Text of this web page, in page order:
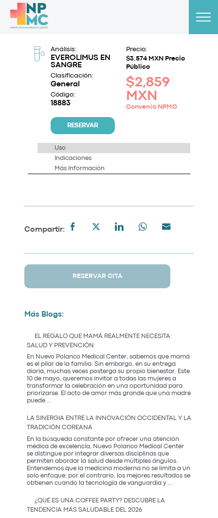
Análisis:
EVEROLIMUS EN
SANGRE
Clasificación:
General
Código:
18883
RESERVAR
Precio:
$3,574 MXN Precio
Público
$2,859
MXN
Convenio NPMC
Uso
Indicaciones
Más Información
Compartir:
RESERVAR CITA
Más Blogs:
EL REGALO QUE MAMÁ REALMENTE NECESITA:
SALUD Y PREVENCIÓN
En Nuevo Polanco Medical Center, sabemos que mamá
es el pilar de la familia. Sin embargo, en su entrega
diaria, muchas veces posterga su propio bienestar. Este
10 de mayo, queremos invitar a todas las mujeres a
transformar la celebración en una oportunidad para
priorizarse. El acto de amor más grande que una madre
puede ...
que
Realmente
Necesita:
Salud
y
Prevención
LA SINERGIA ENTRE LA INNOVACIÓN OCCIDENTAL Y LA
TRADICIÓN COREANA
En la búsqueda constante por ofrecer una atención
médica de excelencia, Nuevo Polanco Medical Center
se distingue por integrar diversas disciplinas que
permiten abordar la salud desde múltiples ángulos.
Entendemos que la medicina moderna no se limita a un
solo enfoque; por el contrario, los mejores resultados se
obtienen cuando la tecnología de vanguardia y
¿QUÉ ES UNA COFFEE PARTY? DESCUBRE LA
TENDENCIA MÁS SALUDABLE DEL 2026